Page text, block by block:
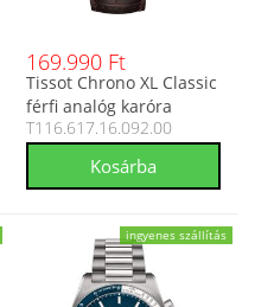
169.990 Ft
Tissot Chrono XL Classic
férfi analóg karóra
T116.617.16.092.00
T116.617.16.092.00
ingyenes szállítás